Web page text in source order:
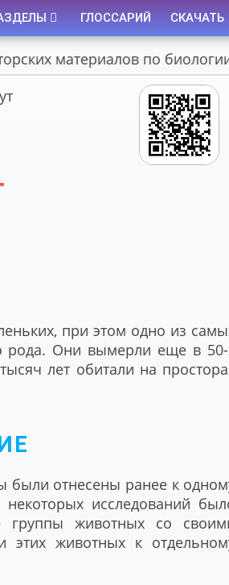
ГЛОССАРИЙ СКАЧАТЬ
материалов по биологии
при этом одно из
рода. Они вымерли еще в
лет обитали на
были отнесены ранее к
исследований
группы животных со
этих животных к